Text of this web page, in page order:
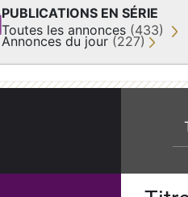
PUBLICATIONS EN SÉRIE
Toutes les annonces (433)
Annonces du jour (227)